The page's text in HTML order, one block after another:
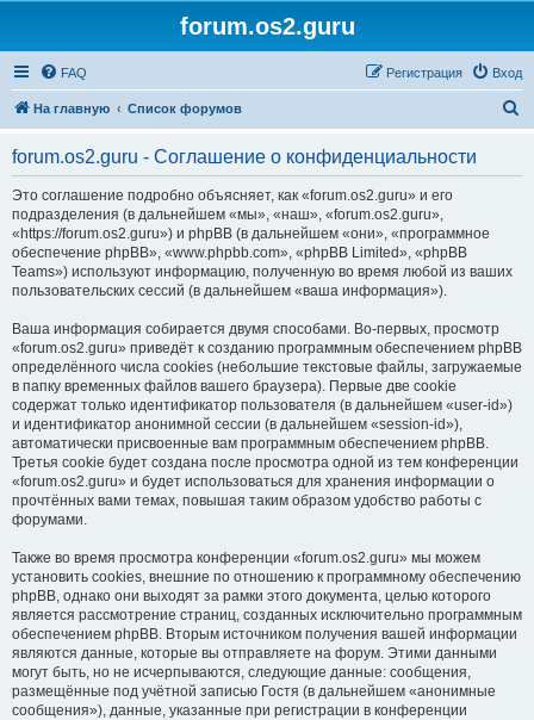
forum.os2.guru
FAQ Вход
Регистрация
На главную Список форумов
forum.os2.guru - Соглашение о конфиденциальности
Это соглашение подробно объясняет, как «forum.os2.guru» и его
подразделения (в дальнейшем «мы», «наш», «forum.os2.guru»,
«https://forum.os2.guru») и phpBB (в дальнейшем «они», «программное
обеспечение phpBB», «www.phpbb.com», «phpBB Limited», «phpBB
Teams») используют информацию, полученную во время любой из ваших
пользовательских сессий (в дальнейшем «ваша информация»).
Ваша информация собирается двумя способами. Во-первых, просмотр
«forum.os2.guru» приведёт к созданию программным обеспечением phpBB
определённого числа cookies (небольшие текстовые файлы, загружаемые
в папку временных файлов вашего браузера). Первые две cookie
содержат только идентификатор пользователя (в дальнейшем «user-id»)
и идентификатор анонимной сессии (в дальнейшем «session-id»),
автоматически присвоенные вам программным обеспечением phpBB.
Третья cookie будет создана после просмотра одной из тем конференции
«forum.os2.guru» и будет использоваться для хранения информации о
прочтённых вами темах, повышая таким образом удобство работы с
форумами.
Также во время просмотра конференции «forum.os2.guru» мы можем
установить cookies, внешние по отношению к программному обеспечению
phpBB, однако они выходят за рамки этого документа, целью которого
является рассмотрение страниц, созданных исключительно программным
обеспечением phpBB. Вторым источником получения вашей информации
являются данные, которые вы отправляете на форум. Этими данными
могут быть, но не исчерпываются, следующие данные: сообщения,
размещённые под учётной записью Гостя (в дальнейшем «анонимные
сообщения»), данные, указанные при регистрации в конференции